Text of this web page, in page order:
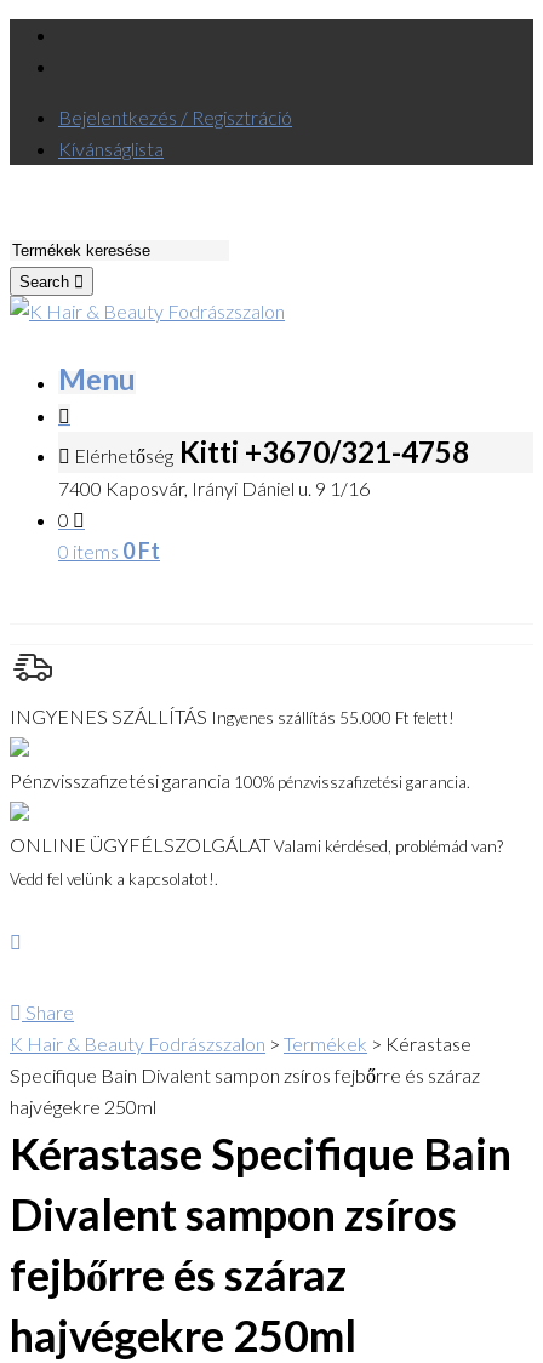
Bejelentkezés / Regisztráció
Kívánságlista
Search
Menu
Elérhetőség Kitti +3670/321-4758
7400 Kaposvár, Irányi Dániel u. 9 1/16
0
0 items 0Ft
INGYENES SZÁLLÍTÁS Ingyenes szállítás 55.000 Ft felett!
Pénzvisszafizetési garancia 100% pénzvisszafizetési garancia.
ONLINE ÜGYFÉLSZOLGÁLATValami kérdésed, problémád van?
Vedd fel velünk a kapcsolatot!.
Share
K Hair & Beauty Fodrászszalon > Termékek > Kérastase
Specifique Bain Divalent sampon zsíros fejbőrre és száraz
hajvégekre 250ml
Kérastase Specifique Bain
Divalent sampon zsíros
fejbőrre és száraz
hajvégekre 250ml